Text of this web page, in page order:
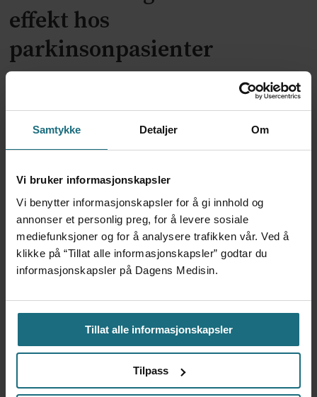
Samtykke Detaljer Om
Vi bruker informasjonskapsler
Vi benytter informasjonskapsler for å gi innhold og
annonser et personlig preg, for å levere sosiale
mediefunksjoner og for å analysere trafikken vår. Ved å
klikke på “Tillat alle informasjonskapsler” godtar du
informasjonskapsler på Dagens Medisin.
Tillat alle informasjonskapsler
Tilpass
effekt hos
parkinsonpasienter
Svenske forskere skal
forsøke å forstå
mekanismene bak MS med
data fra norske studier